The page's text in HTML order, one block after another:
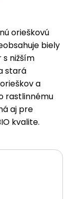
orieškovú
biely
nižším
stará
a
rastlinnému
aj pre
kvalite.